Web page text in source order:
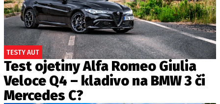
TESTY AUT
Test ojetiny Alfa Romeo Giulia
Veloce Q4 – kladivo na BMW 3 či
Mercedes C?